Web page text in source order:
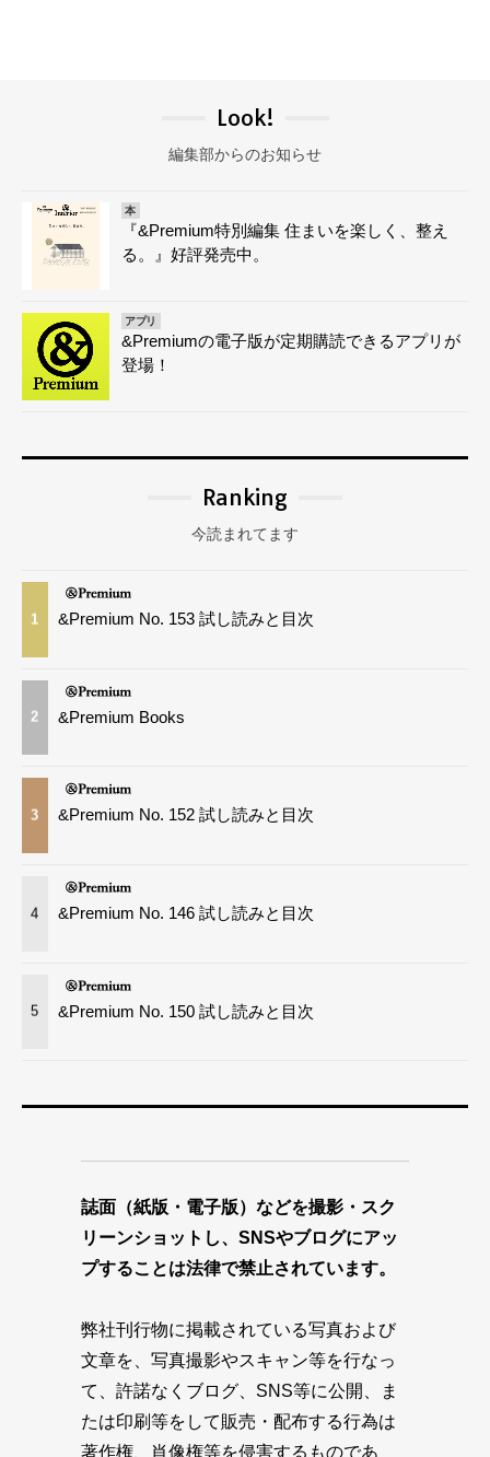
Look!
編集部からのお知らせ
本
『&Premium特別編集 住まいを楽しく、整え
る。』好評発売中。
アプリ
&Premiumの電子版が定期購読できるアプリが
登場！
Ranking
今読まれてます
1 &Premium No. 153 試し読みと目次
2 &Premium Books
3 &Premium No. 152 試し読みと目次
4 &Premium No. 146 試し読みと目次
5 &Premium No. 150 試し読みと目次
誌面（紙版・電子版）などを撮影・スク
リーンショットし、SNSやブログにアッ
プすることは法律で禁止されています。
弊社刊行物に掲載されている写真および
文章を、写真撮影やスキャン等を行なっ
て、許諾なくブログ、SNS等に公開、ま
たは印刷等をして販売・配布する行為は
著作権、肖像権等を侵害するものであ